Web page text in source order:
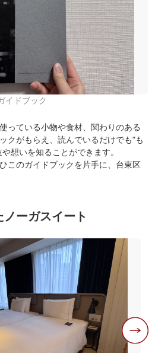
イドブック
っている小物や食材、関わりのある
クがもらえ、読んでいるだけでも"も
想いを知ることができます。
このガイドブックを片手に、台東区
ーガスイート